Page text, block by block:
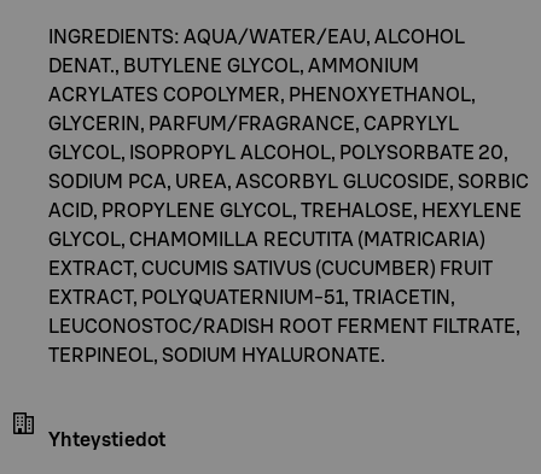
INGREDIENTS: AQUA/WATER/EAU, ALCOHOL
DENAT., BUTYLENE GLYCOL, AMMONIUM
ACRYLATES COPOLYMER, PHENOXYETHANOL,
GLYCERIN, PARFUM/FRAGRANCE, CAPRYLYL
GLYCOL, ISOPROPYL ALCOHOL, POLYSORBATE 20,
SODIUM PCA, UREA, ASCORBYL GLUCOSIDE, SORBIC
ACID, PROPYLENE GLYCOL, TREHALOSE, HEXYLENE
GLYCOL, CHAMOMILLA RECUTITA (MATRICARIA)
EXTRACT, CUCUMIS SATIVUS (CUCUMBER) FRUIT
EXTRACT, POLYQUATERNIUM-51, TRIACETIN,
LEUCONOSTOC/RADISH ROOT FERMENT FILTRATE,
TERPINEOL, SODIUM HYALURONATE.
Yhteystiedot